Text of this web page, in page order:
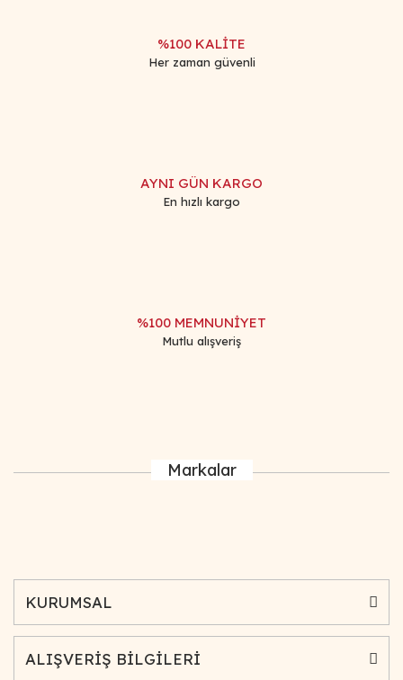
%100 KALİTE
Her zaman güvenli
AYNI GÜN KARGO
En hızlı kargo
%100 MEMNUNİYET
Mutlu alışveriş
Markalar
KURUMSAL
ALIŞVERİŞ BİLGİLERİ